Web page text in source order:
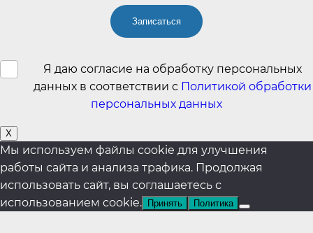
Я даю согласие на обработку персональных
данных в соответствии с Политикой обработки
персональных данных
X
Мы используем файлы cookie для улучшения
работы сайта и анализа трафика. Продолжая
использовать сайт, вы соглашаетесь с
использованием cookie.
Принять Политика